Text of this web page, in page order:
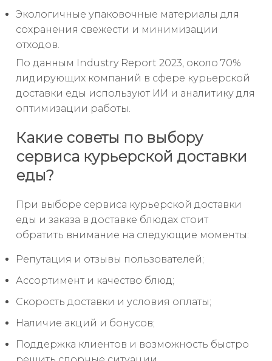
Экологичные упаковочные материалы для
сохранения свежести и минимизации
отходов.
По данным Industry Report 2023, около 70%
лидирующих компаний в сфере курьерской
доставки еды используют ИИ и аналитику для
оптимизации работы.
Какие советы по выбору
сервиса курьерской доставки
еды?
При выборе сервиса курьерской доставки
еды и заказа в доставке блюдах стоит
обратить внимание на следующие моменты:
Репутация и отзывы пользователей;
Ассортимент и качество блюд;
Скорость доставки и условия оплаты;
Наличие акций и бонусов;
Поддержка клиентов и возможность быстро